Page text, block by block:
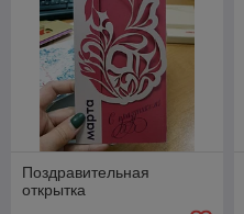
Поздравительная
открытка